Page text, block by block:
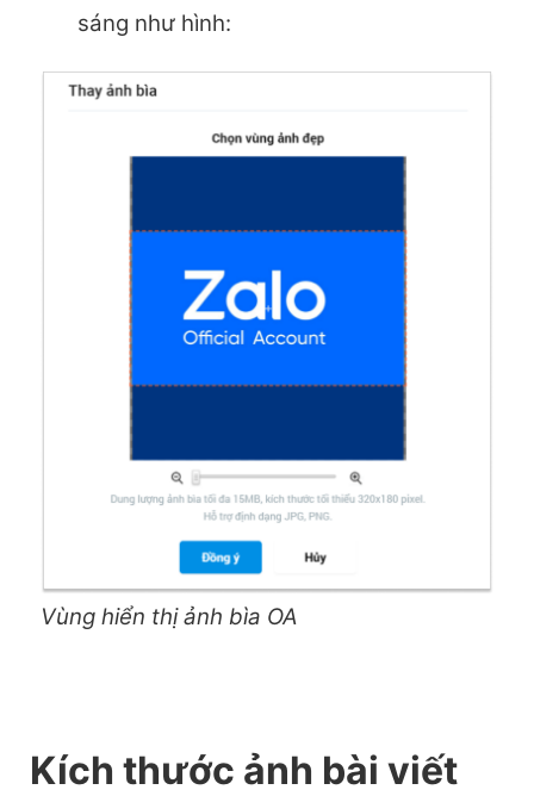
sáng như hình:
Vùng hiển thị ảnh bìa OA
Kích thước ảnh bài viết